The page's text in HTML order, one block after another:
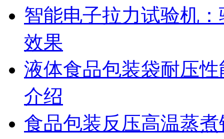
智能电子拉力试验机
效果
液体食品包装袋耐压
介绍
食品包装反压高温蒸